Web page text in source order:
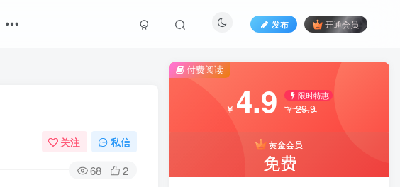
发布 开通会员
关注 私信
68 2
付费阅读
￥ 4.9 限时特惠
￥29.9
黄金会员
免费